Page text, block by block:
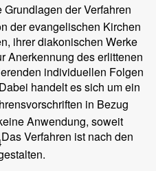
der Verfahren
der evangelischen Kirchen
ihrer diakonischen Werke
Anerkennung des erlittenen
individuellen Folgen
Dabei handelt es sich um ein
in Bezug
Anwendung, soweit
Das Verfahren ist nach den